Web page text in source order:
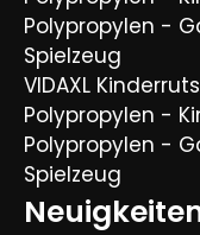
Polypropylen -
Spielzeug
VIDAXL
Polypropylen -
Polypropylen -
Spielzeug